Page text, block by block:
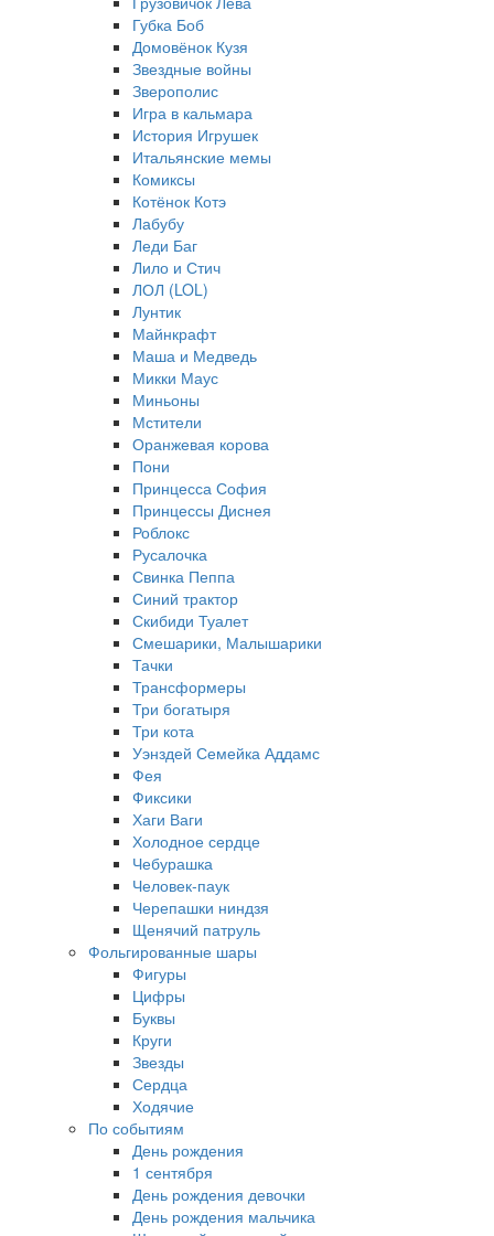
Губка Боб
Домовёнок Кузя
Звездные войны
Зверополис
Игра в кальмара
История Игрушек
Итальянские мемы
Комиксы
Котёнок Котэ
Лабубу
Леди Баг
Лило и Стич
ЛОЛ (LOL)
Лунтик
Майнкрафт
Маша и Медведь
Микки Маус
Миньоны
Мстители
Оранжевая корова
Пони
Принцесса София
Принцессы Диснея
Роблокс
Русалочка
Свинка Пеппа
Синий трактор
Скибиди Туалет
Смешарики, Малышарики
Тачки
Трансформеры
Три богатыря
Три кота
Уэнздей Семейка Аддамс
Фея
Фиксики
Хаги Ваги
Холодное сердце
Чебурашка
Человек-паук
Черепашки ниндзя
Щенячий патруль
Фольгированные шары
Фигуры
Цифры
Буквы
Круги
Звезды
Сердца
Ходячие
По событиям
День рождения
1 сентября
День рождения девочки
День рождения мальчика